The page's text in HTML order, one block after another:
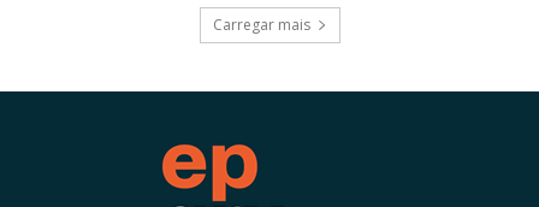
Carregar mais